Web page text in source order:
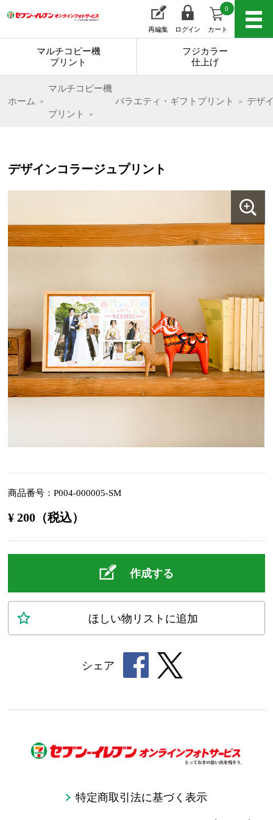
再編集 ログイン カート
0
マルチコピー機
プリント
フジカラー
仕上げ
ホーム
マルチコピー機
プリント
バラエティ・ギフトプリント デザ
デザインコラージュプリント
商品番号 P004-000005-SM
¥ 200（税込）
作成する
ほしい物 リスト に追加
シェア
特定商取引法に基づく表示